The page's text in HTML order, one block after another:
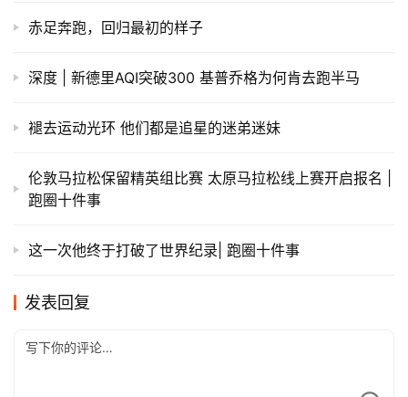
赤足奔跑，回归最初的样子
深度 | 新德里AQI突破300 基普乔格为何肯去跑半马
褪去运动光环 他们都是追星的迷弟迷妹
伦敦马拉松保留精英组比赛 太原马拉松线上赛开启报名 |
跑圈十件事
这一次他终于打破了世界纪录| 跑圈十件事
发表回复